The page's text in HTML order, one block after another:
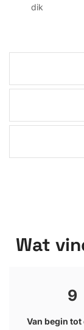
dik
Wat
9
Van begin tot